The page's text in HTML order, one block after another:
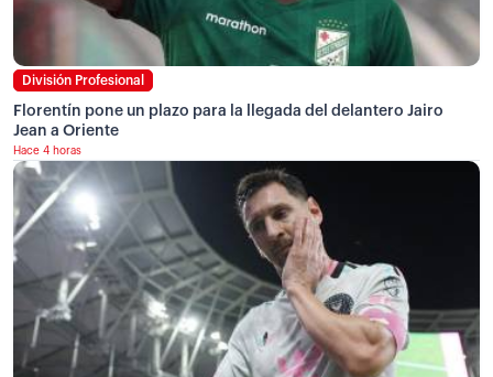
División Profesional
Florentín pone un plazo para la llegada del delantero Jairo
Jean a Oriente
Hace 4 horas